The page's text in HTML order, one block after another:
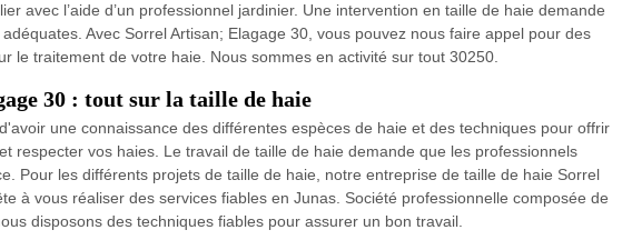
avec l’aide d’un professionnel jardinier. Une intervention en taille de haie demande
Avec Sorrel Artisan; Elagage 30, vous pouvez nous faire appel pour des
le traitement de votre haie. Nous sommes en activité sur tout 30250.
30 : tout sur la taille de haie
une connaissance des différentes espèces de haie et des techniques pour offrir
respecter vos haies. Le travail de taille de haie demande que les professionnels
Pour les différents projets de taille de haie, notre entreprise de taille de haie Sorrel
à vous réaliser des services fiables en Junas. Société professionnelle composée de
disposons des techniques fiables pour assurer un bon travail.